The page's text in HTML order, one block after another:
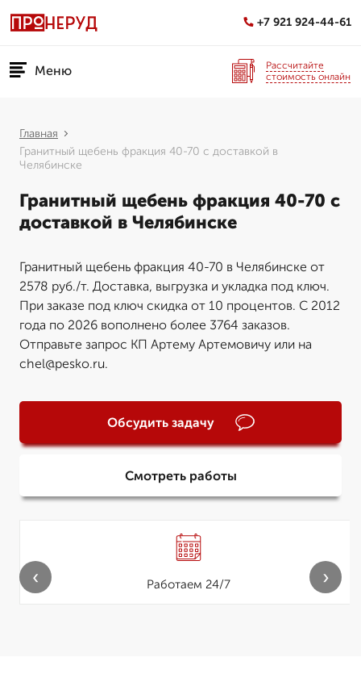
+7 921 924-44-61
Меню
Рассчитайте
стоимость онлайн
Главная
Гранитный щебень фракция 40-70 с доставкой в
Челябинске
Гранитный щебень фракция 40-70 с
доставкой в Челябинске
Гранитный щебень фракция 40-70 в Челябинске от
2578 руб./т. Доставка, выгрузка и укладка под ключ.
При заказе под ключ скидка от 10 процентов. С 2012
года по 2026 вополнено более 3764 заказов.
Отправьте запрос КП Артему Артемовичу или на
chel@pesko.ru.
Обсудить задачу
Смотреть работы
Работаем 24/7
‹ ›